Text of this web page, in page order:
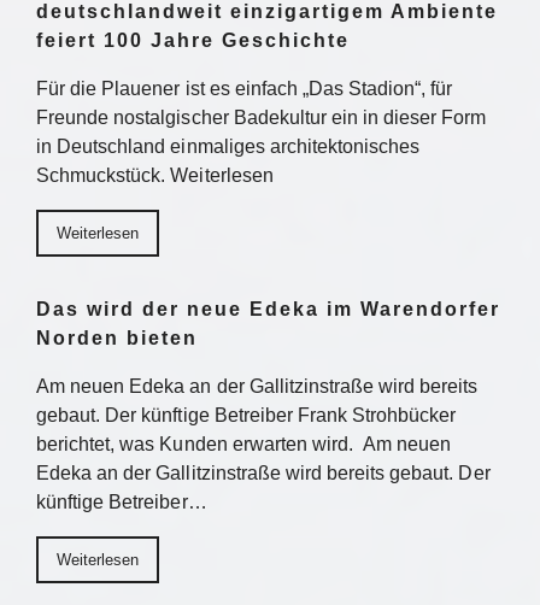
deutschlandweit einzigartigem Ambiente
feiert 100 Jahre Geschichte
Für die Plauener ist es einfach „Das Stadion“, für
Freunde nostalgischer Badekultur ein in dieser Form
in Deutschland einmaliges architektonisches
Schmuckstück. Weiterlesen
Weiterlesen
Das wird der neue Edeka im Warendorfer
Norden bieten
Am neuen Edeka an der Gallitzinstraße wird bereits
gebaut. Der künftige Betreiber Frank Strohbücker
berichtet, was Kunden erwarten wird. Am neuen
Edeka an der Gallitzinstraße wird bereits gebaut. Der
künftige Betreiber…
Weiterlesen